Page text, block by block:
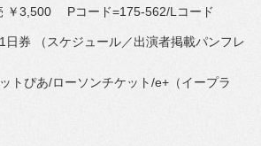
￥3,500 Pコード=175-562/Lコード
日券 （スケジュール／出演者掲載パンフレ
トぴあ/ローソンチケット/e+（イープラ